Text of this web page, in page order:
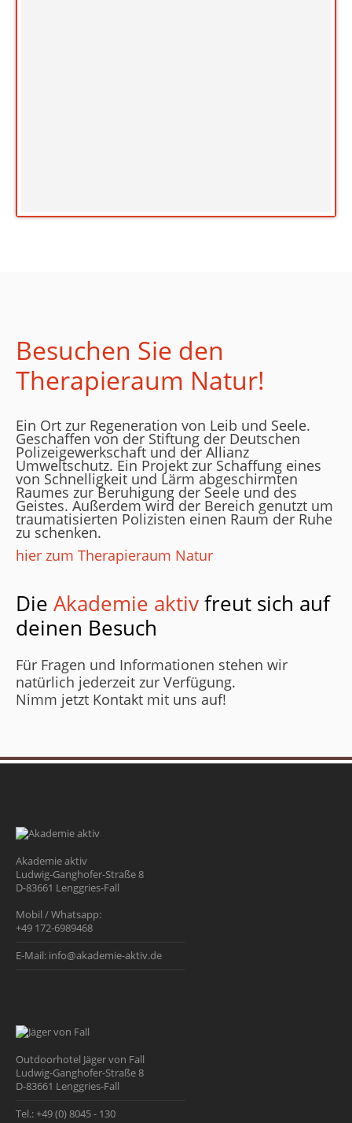
Besuchen Sie den
Therapieraum Natur!
Ein Ort zur Regeneration von Leib und Seele.
Geschaffen von der Stiftung der Deutschen
Polizeigewerkschaft und der Allianz
Umweltschutz. Ein Projekt zur Schaffung eines
von Schnelligkeit und Lärm abgeschirmten
Raumes zur Beruhigung der Seele und des
Geistes. Außerdem wird der Bereich genutzt um
traumatisierten Polizisten einen Raum der Ruhe
zu schenken.
hier zum Therapieraum Natur
Die Akademie aktivfreut sich auf
deinen Besuch
Für Fragen und Informationen stehen wir
natürlich jederzeit zur Verfügung.
Nimm jetzt Kontakt mit uns auf!
Akademie aktiv
Ludwig-Ganghofer-Straße 8
D-83661 Lenggries-Fall
Mobil / Whatsapp:
+49 172-6989468
E-Mail: info@akademie-aktiv.de
Outdoorhotel Jäger von Fall
Ludwig-Ganghofer-Straße 8
D-83661 Lenggries-Fall
Tel.:+49 (0) 8045 - 130